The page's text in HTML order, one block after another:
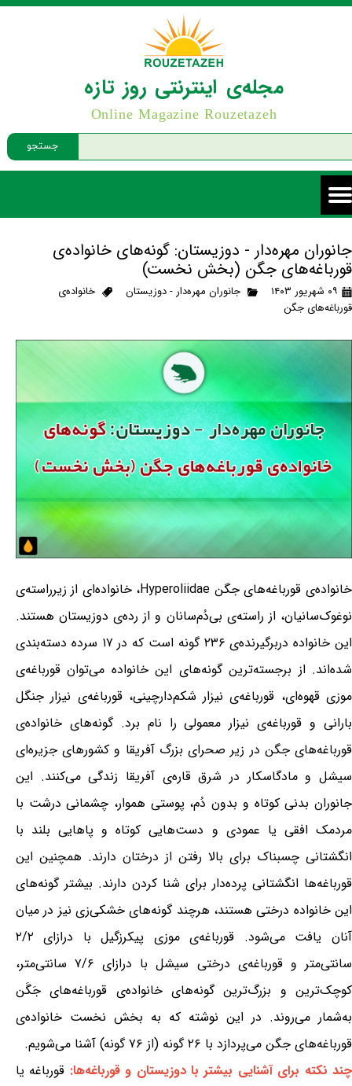
جستجو
مجله‌ی اینترنتی روز تازه
Online Magazine Rouzetazeh
جانوران مهره‌دار - دوزیستان: گونه‌های خانواده‌ی
قورباغه‌های جگن (بخش نخست)
۰۹ شهریور ۱۴۰۳ جانوران مهره‌دار - دوزیستان
خانواده‌ی
قورباغه‌های جگن
خانواده‌ی قورباغه‌های جگن Hyperoliidae، خانواده‌ای از زیرراسته‌ی
نوغوک‌سانیان، از راسته‌ی بی‌دُم‌سانان و از رده‌ی دوزیستان هستند.
این خانواده دربرگیرنده‌ی ۲۳۶ گونه است که در ۱۷ سرده دسته‌بندی
شده‌اند. از برجسته‌ترین گونه‌های این خانواده می‌توان قورباغه‌ی
موزی قهوه‌ای، قورباغه‌ی نیزار شکم‌دارچینی، قورباغه‌ی نیزار جنگل
بارانی و قورباغه‌ی نیزار معمولی را نام برد. گونه‌های خانواده‌ی
قورباغه‌های جگن در زیر صحرای بزرگ آفریقا و کشورهای جزیره‌ای
سیشل و مادگاسکار در شرق قاره‌ی آفریقا زندگی می‌کنند. این
جانوران بدنی کوتاه و بدون دُم، پوستی هموار، چشمانی درشت با
مردمک افقی یا عمودی و دست‌هایی کوتاه و پاهایی بلند با
انگشتانی چسبناک برای بالا رفتن از درختان دارند. همچنین این
قورباغه‌ها انگشتانی پرده‌دار برای شنا کردن دارند. بیشتر گونه‌های
این خانواده درختی هستند، هرچند گونه‌های خشکی‌زی نیز در میان
آنان یافت می‌شود. قورباغه‌ی موزی پیکرزگیل با درازای ۲/۲
سانتی‌متر و قورباغه‌ی درختی سیشل با درازای ۷/۶ سانتی‌متر،
کوچک‌ترین و بزرگ‌ترین گونه‌های خانواده‌ی قورباغه‌های جَگَن
به‌شمار می‌روند. در این نوشته که به بخش نخست خانواده‌ی
قورباغه‌های جگن می‌پردازد با ۲۶ گونه (از ۷۶ گونه) آشنا می‌شویم.
چند نکته برای آشنایی بیشتر با دوزیستان و قورباغه‌ها: قورباغه یا